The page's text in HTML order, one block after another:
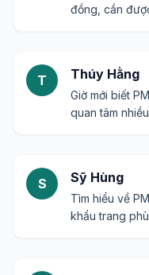
đồng, cần
T Thúy Hằng
Giờ mới biết
quan tâm
S Sỹ Hùng
Tìm hiểu về
khẩu trang